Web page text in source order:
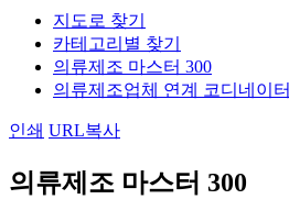
지도로 찾기
카테고리별 찾기
의류제조 마스터 300
의류제조업체 연계 코디네이터
인쇄 URL복사
의류제조 마스터 300